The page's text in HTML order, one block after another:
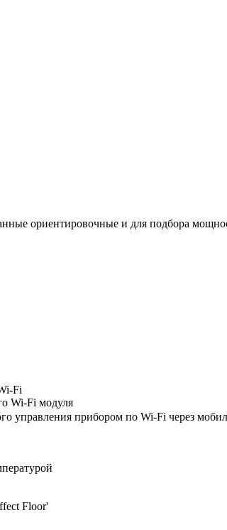
ориентировочные и для подбора
Fi
Wi-Fi модуля
управления прибором по Wi-Fi через
Floor'